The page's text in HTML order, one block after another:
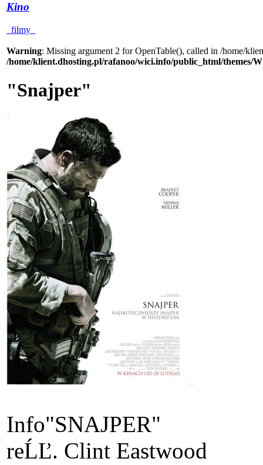
Kino
filmy
Warning: Missing argument 2 for OpenTable(), called in /home/
/home/klient.dhosting.pl/rafanoo/wici.info/public_html/themes/
"Snajper"
Info"SNAJPER"
reĹĽ. Clint Eastwood